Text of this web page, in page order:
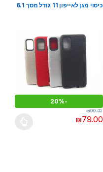
כיסוי מגן לאייפון 11 גודל מסך 6.1
-
20%
₪79.00
₪99.00